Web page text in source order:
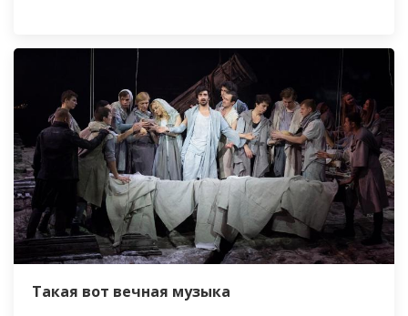
Такая вот вечная музыка